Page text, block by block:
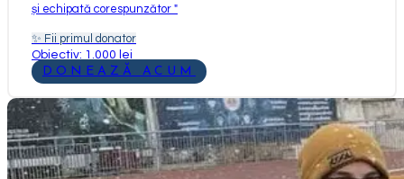
și echipată corespunzător "
✨ Fii primul donator
Obiectiv: 1.000 lei
DONEAZĂ ACUM